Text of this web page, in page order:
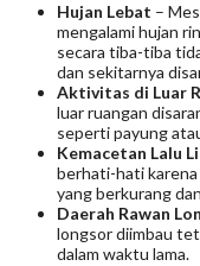
Hujan Lebat –
mengalami hujan
secara tiba-tiba
dan sekitarnya
Aktivitas di Luar
luar ruangan
seperti payung
Kemacetan Lalu
berhati-hati karena
yang berkurang
Daerah Rawan
longsor diimbau
dalam waktu lama.